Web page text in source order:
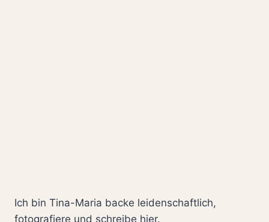
Ich bin Tina-Maria backe leidenschaftlich,
fotografiere und schreibe hier.